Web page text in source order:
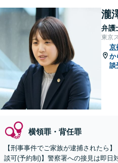
瀧
弁護
東京
京
か
談
横領罪・背任罪
【刑事事件でご家族が逮捕されたら
談可(予約制)】警察署への接見は即日